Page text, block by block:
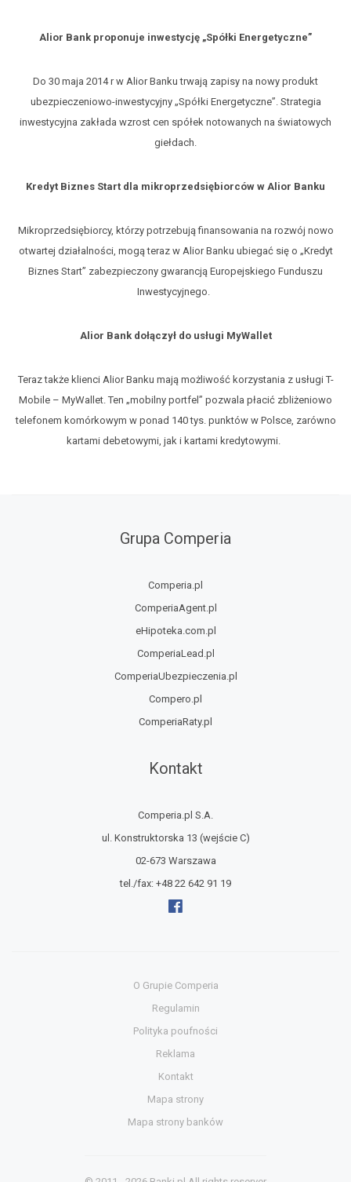
Alior Bank proponuje inwestycję „Spółki Energetyczne”
Do 30 maja 2014 r w Alior Banku trwają zapisy na nowy produkt
ubezpieczeniowo-inwestycyjny „Spółki Energetyczne”. Strategia
inwestycyjna zakłada wzrost cen spółek notowanych na światowych
giełdach.
Kredyt Biznes Start dla mikroprzedsiębiorców w Alior Banku
Mikroprzedsiębiorcy, którzy potrzebują finansowania na rozwój nowo
otwartej działalności, mogą teraz w Alior Banku ubiegać się o „Kredyt
Biznes Start” zabezpieczony gwarancją Europejskiego Funduszu
Inwestycyjnego.
Alior Bank dołączył do usługi MyWallet
Teraz także klienci Alior Banku mają możliwość korzystania z usługi T-
Mobile – MyWallet. Ten „mobilny portfel” pozwala płacić zbliżeniowo
telefonem komórkowym w ponad 140 tys. punktów w Polsce, zarówno
kartami debetowymi, jak i kartami kredytowymi.
Grupa Comperia
Comperia.pl
ComperiaAgent.pl
eHipoteka.com.pl
ComperiaLead.pl
ComperiaUbezpieczenia.pl
Compero.pl
ComperiaRaty.pl
Kontakt
Comperia.pl S.A.
ul. Konstruktorska 13 (wejście C)
02-673 Warszawa
tel./fax: +48 22 642 91 19
O Grupie Comperia
Regulamin
Polityka poufności
Reklama
Kontakt
Mapa strony
Mapa strony banków